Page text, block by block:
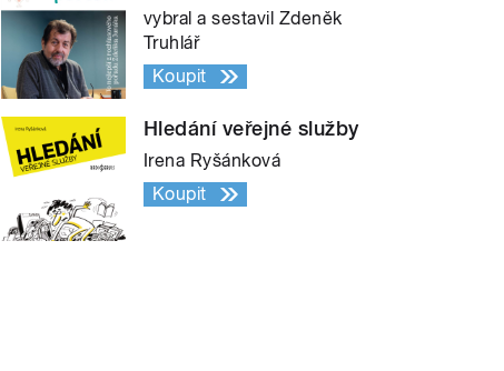
vybral a sestavil Zdeněk
Truhlář
Koupit
Hledání veřejné služby
Irena Ryšánková
Koupit